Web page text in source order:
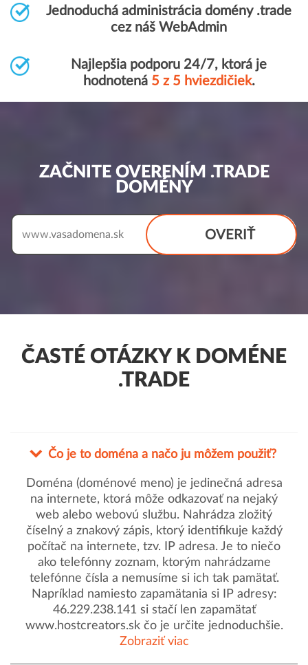
Jednoduchá administrácia domény .trade
cez náš WebAdmin
Najlepšia podporu 24/7, ktorá je
hodnotená 5 z 5 hviezdičiek.
ZAČNITE OVERENÍM .TRADE
DOMÉNY
OVERIŤ
www.
ČASTÉ OTÁZKY K DOMÉNE
.TRADE
Čo je to doména a načo ju môžem použiť?
Doména (doménové meno) je jedinečná adresa
na internete, ktorá môže odkazovať na nejaký
web alebo webovú službu. Nahrádza zložitý
číselný a znakový zápis, ktorý identifikuje každý
počítač na internete, tzv. IP adresa. Je to niečo
ako telefónny zoznam, ktorým nahrádzame
telefónne čísla a nemusíme si ich tak pamätať.
Napríklad namiesto zapamätania si IP adresy:
46.229.238.141 si stačí len zapamätať
www.hostcreators.sk čo je určite jednoduchšie.
Zobraziť viac